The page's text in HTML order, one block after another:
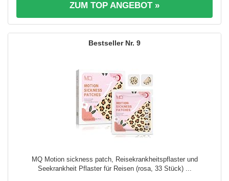
ZUM TOP ANGEBOT »
9
MQ Motion sickness patch, Reisekrankheitspflaster und
Seekrankheit Pflaster für Reisen (rosa, 33 Stück) ...